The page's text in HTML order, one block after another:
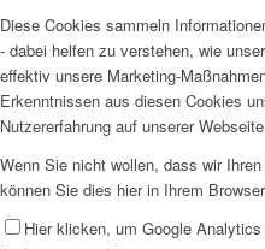
Diese Cookies sammeln
- dabei helfen zu verstehen, wie
effektiv unsere Marketing-
Erkenntnissen aus diesen Cookies
Nutzererfahrung auf unserer
Wenn Sie nicht wollen, dass wir
können Sie dies hier in Ihrem
Hier klicken, um Google